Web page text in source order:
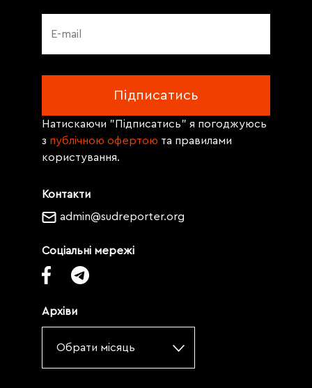
Контакти
admin@sudreporter.org
Соціальні мережі
Архіви
Обрати місяць
Натискаючи "Підписатись" я погоджуюсь
з публічною офертою та правилами
користування.